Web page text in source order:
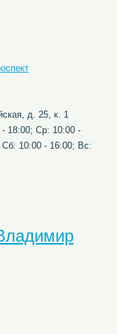
д. 25, к. 1
18:00; Ср: 10:00 -
10:00 - 16:00; Вс: